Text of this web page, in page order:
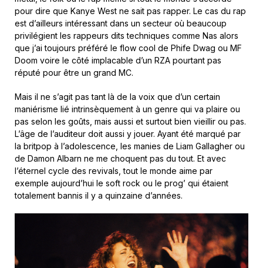
pour dire que Kanye West ne sait pas rapper. Le cas du rap
est d’ailleurs intéressant dans un secteur où beaucoup
privilégient les rappeurs dits techniques comme Nas alors
que j’ai toujours préféré le flow cool de Phife Dwag ou MF
Doom voire le côté implacable d’un RZA pourtant pas
réputé pour être un grand MC.
Mais il ne s’agit pas tant là de la voix que d’un certain
maniérisme lié intrinsèquement à un genre qui va plaire ou
pas selon les goûts, mais aussi et surtout bien vieillir ou pas.
L’âge de l’auditeur doit aussi y jouer. Ayant été marqué par
la britpop à l’adolescence, les manies de Liam Gallagher ou
de Damon Albarn ne me choquent pas du tout. Et avec
l’éternel cycle des revivals, tout le monde aime par
exemple aujourd’hui le soft rock ou le prog’ qui étaient
totalement bannis il y a quinzaine d’années.